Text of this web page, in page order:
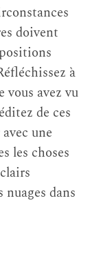
doivent
à
vous avez vu
de ces
une
les choses
nuages dans